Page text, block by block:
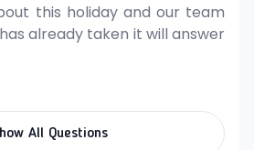
this holiday and our team
already taken it will answer
All Questions